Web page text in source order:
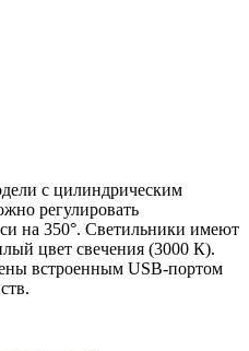
с цилиндрическим
регулировать
на 350°. Светильники имеют
цвет свечения (3000 К).
встроенным USB-портом